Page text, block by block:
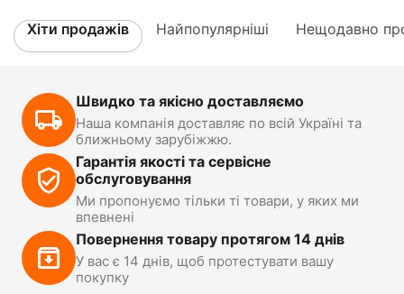
Хіти продажів Найпопулярніші Нещодавно
Швидко та якісно доставляємо
Наша компанія доставляє по всій Україні та
ближньому зарубіжжю.
Гарантія якості та сервісне
обслуговування
Ми пропонуємо тільки ті товари, у яких ми
впевнені
Повернення товару протягом 14 днів
У вас є 14 днів, щоб протестувати вашу
покупку